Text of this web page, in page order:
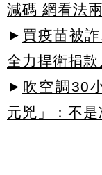
減碼 網看法
► 買疫苗被
全力捍衛捐款
► 吹空調30
元兇」：不是